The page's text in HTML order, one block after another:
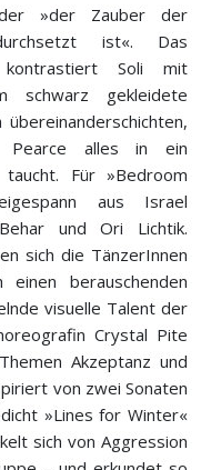
»der Zauber der
ist«. Das
kontrastiert Soli mit
schwarz gekleidete
Pearce alles in ein
Für »Bedroom
aus Israel
und Ori Lichtik.
sich die TänzerInnen
berauschenden
visuelle Talent der
Crystal Pite
Akzeptanz und
von zwei Sonaten
»Lines for Winter«
sich von Aggression